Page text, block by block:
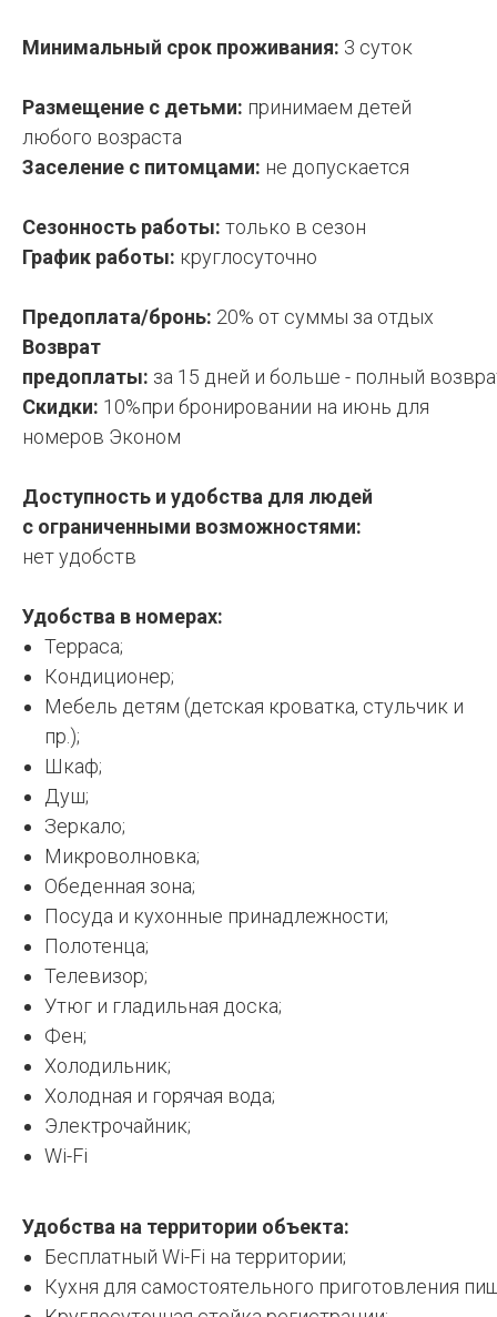
Минимальный срок проживания: 3 суток
Размещение с детьми: принимаем детей
любого возраста
Заселение с питомцами: не допускается
Сезонность работы: только в сезон
График работы: круглосуточно
Предоплата/бронь: 20% от суммы за отдых
Возврат
предоплаты: за 15 дней и больше - полный
Скидки: 10%при бронировании на июнь для
номеров Эконом
Доступность и удобства для людей
с ограниченными возможностями:
нет удобств
Удобства в номерах:
Терраса;
Кондиционер;
Мебель детям (детская кроватка, стульчик и
пр.);
Шкаф;
Душ;
Зеркало;
Микроволновка;
Обеденная зона;
Посуда и кухонные принадлежности;
Полотенца;
Телевизор;
Утюг и гладильная доска;
Фен;
Холодильник;
Холодная и горячая вода;
Электрочайник;
Wi-Fi
Удобства на территории объекта:
Бесплатный Wi-Fi на территории;
Кухня для самостоятельного приготовления